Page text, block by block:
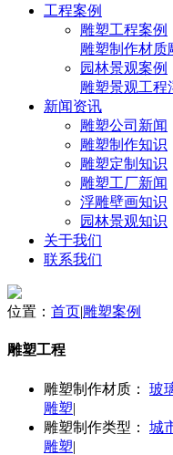
工程案例
雕塑工程案例
雕塑制作材质
园林景观案例
雕塑景观工程
新闻资讯
雕塑公司新闻
雕塑制作知识
雕塑定制知识
雕塑工厂新闻
浮雕壁画知识
园林景观知识
关于我们
联系我们
位置： 首页|雕塑案例
雕塑工程
雕塑制作材质： 玻
雕塑|
雕塑制作类型：
城
雕塑|